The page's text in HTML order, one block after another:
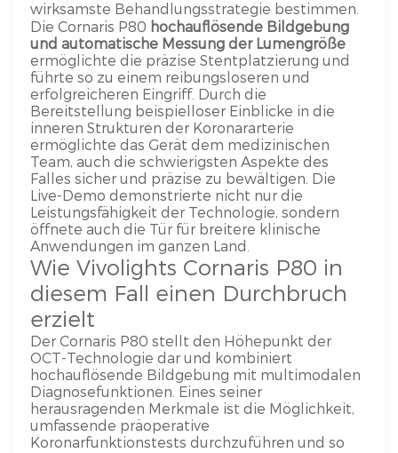
wirksamste Behandlungsstrategie bestimmen.
Die Cornaris P80 hochauflösende Bildgebung
und automatische Messung der Lumengröße
ermöglichte die präzise Stentplatzierung und
führte so zu einem reibungsloseren und
erfolgreicheren Eingriff. Durch die
Bereitstellung beispielloser Einblicke in die
inneren Strukturen der Koronararterie
ermöglichte das Gerät dem medizinischen
Team, auch die schwierigsten Aspekte des
Falles sicher und präzise zu bewältigen. Die
Live-Demo demonstrierte nicht nur die
Leistungsfähigkeit der Technologie, sondern
öffnete auch die Tür für breitere klinische
Anwendungen im ganzen Land.
Wie Vivolights Cornaris P80 in
diesem Fall einen Durchbruch
erzielt
Der Cornaris P80 stellt den Höhepunkt der
OCT-Technologie dar und kombiniert
hochauflösende Bildgebung mit multimodalen
Diagnosefunktionen. Eines seiner
herausragenden Merkmale ist die Möglichkeit,
umfassende präoperative
Koronarfunktionstests durchzuführen und so